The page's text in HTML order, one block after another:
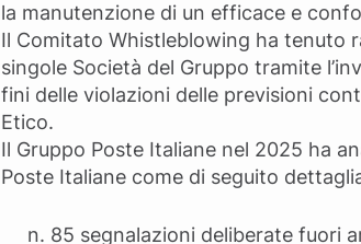
la manutenzione di un efficace e
Il Comitato Whistleblowing ha tenuto
singole Società del Gruppo tramite
fini delle violazioni delle previsioni
Etico.
Il Gruppo Poste Italiane nel 2025 ha
Poste Italiane come di seguito
n. 85 segnalazioni deliberate fuori